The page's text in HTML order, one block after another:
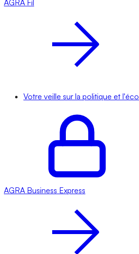
AGRA Fil
Votre veille sur la politique et
AGRA Business Express